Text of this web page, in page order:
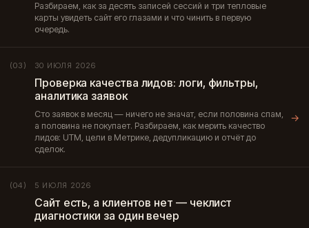
Разбираем, как за десять записей сессий и три тепловые
карты увидеть сайт его глазами и что чинить в первую
очередь.
(03) 30 ИЮЛЯ 2026
Проверка качества лидов: логи, фильтры,
аналитика заявок
Сто заявок в месяц — ничего не значат, если половина спам,
а половина не покупает. Разбираем, как мерить качество
лидов: UTM, цели в Метрике, дедупликацию и отчёт до
сделок.
→
(04) 5 ИЮЛЯ 2026
Сайт есть, а клиентов нет — чеклист
диагностики за один вечер